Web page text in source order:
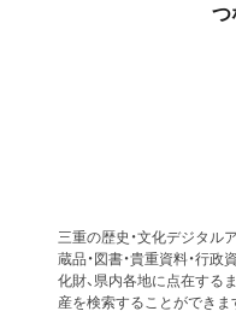
つ
三重の歴史・文化デジタル
蔵品・図書・貴重資料・行政
化財、県内各地に点在する
産を検索することができま